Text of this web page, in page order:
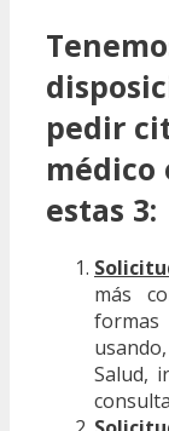
pedir
médico
estas 3:
más
Salud,